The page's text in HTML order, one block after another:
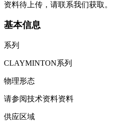
资料待上传，请联系我们获取。
基本信息
系列
CLAYMINTON系列
物理形态
请参阅技术资料资料
供应区域